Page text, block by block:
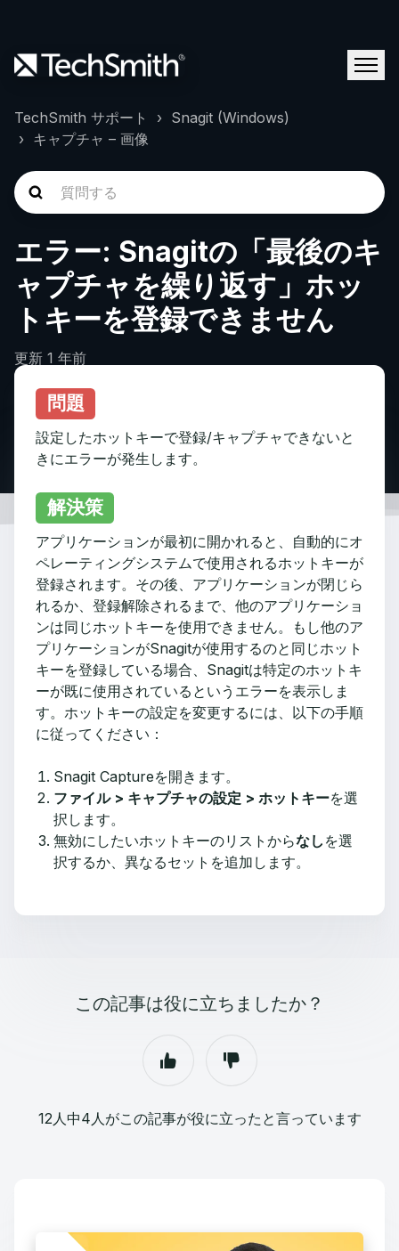
TechSmith サポート
Snagit (Windows)
キャプチャ – 画像
エラー: Snagitの「最後のキ
ャプチャを繰り返す」ホッ
トキーを登録できません
更新 1 年前
問題
設定したホットキーで登録/キャプチャできないと
きにエラーが発生します。
解決策
アプリケーションが最初に開かれると、自動的にオ
ペレーティングシステムで使用されるホットキーが
登録されます。その後、アプリケーションが閉じら
れるか、登録解除されるまで、他のアプリケーショ
ンは同じホットキーを使用できません。もし他のア
プリケーションがSnagitが使用するのと同じホット
キーを登録している場合、Snagitは特定のホットキ
ーが既に使用されているというエラーを表示しま
す。ホットキーの設定を変更するには、以下の手順
に従ってください：
Snagit Captureを開きます。
ファイル > キャプチャの設定 > ホットキーを選
択します。
無効にしたいホットキーのリストからなし を選
択するか、異なるセットを追加します。
この記事は役に立ちましたか？
12人中4人がこの記事が役に立ったと言っています